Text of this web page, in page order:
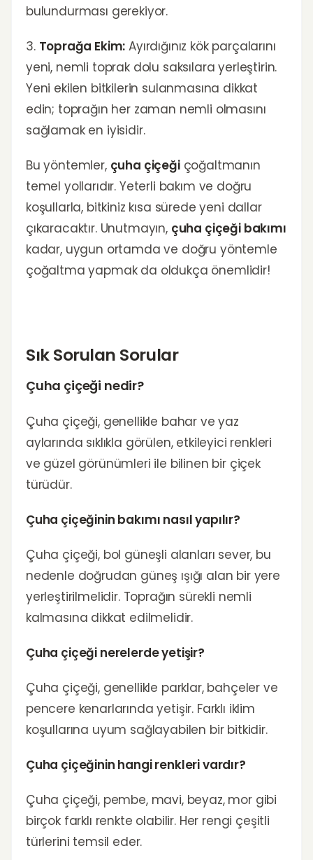
bulundurması gerekiyor.
3. Toprağa Ekim: Ayırdığınız kök parçalarını
yeni, nemli toprak dolu saksılara yerleştirin.
Yeni ekilen bitkilerin sulanmasına dikkat
edin; toprağın her zaman nemli olmasını
sağlamak en iyisidir.
Bu yöntemler, çuha çiçeğiçoğaltmanın
temel yollarıdır. Yeterli bakım ve doğru
koşullarla, bitkiniz kısa sürede yeni dallar
çıkaracaktır. Unutmayın, çuha çiçeği bakımı
kadar, uygun ortamda ve doğru yöntemle
çoğaltma yapmak da oldukça önemlidir!
Sık Sorulan Sorular
Çuha çiçeği nedir?
Çuha çiçeği, genellikle bahar ve yaz
aylarında sıklıkla görülen, etkileyici renkleri
ve güzel görünümleri ile bilinen bir çiçek
türüdür.
Çuha çiçeğinin bakımı nasıl yapılır?
Çuha çiçeği, bol güneşli alanları sever, bu
nedenle doğrudan güneş ışığı alan bir yere
yerleştirilmelidir. Toprağın sürekli nemli
kalmasına dikkat edilmelidir.
Çuha çiçeği nerelerde yetişir?
Çuha çiçeği, genellikle parklar, bahçeler ve
pencere kenarlarında yetişir. Farklı iklim
koşullarına uyum sağlayabilen bir bitkidir.
Çuha çiçeğinin hangi renkleri vardır?
Çuha çiçeği, pembe, mavi, beyaz, mor gibi
birçok farklı renkte olabilir. Her rengi çeşitli
türlerini temsil eder.